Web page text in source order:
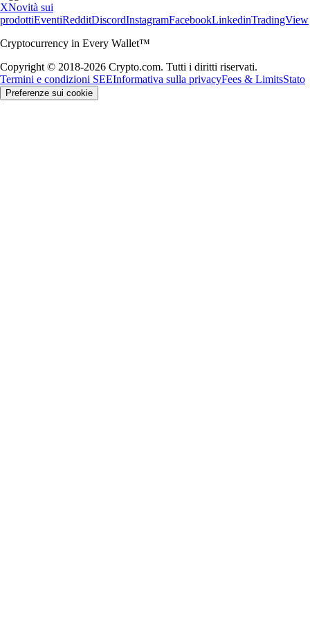
XNovità sui
prodottiEventiRedditDiscordInstagramFacebookLinkedinTradingView
Cryptocurrency in Every Wallet™
Copyright © 2018-2026 Crypto.com. Tutti i diritti riservati.
Termini e condizioni SEEInformativa sulla privacyFees & LimitsStato
Preferenze sui cookie